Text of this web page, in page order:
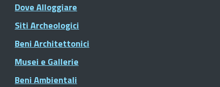
Dove Alloggiare
Siti Archeologici
Beni Architettonici
Musei e Gallerie
Beni Ambientali